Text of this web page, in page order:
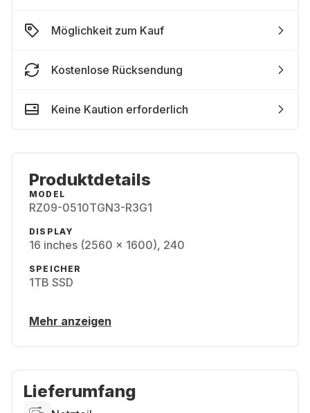
Möglichkeit zum Kauf
Kostenlose Rücksendung
Keine Kaution erforderlich
Produktdetails
MODEL
RZ09-0510TGN3-R3G1
DISPLAY
16 inches (2560 x 1600), 240
SPEICHER
1TB SSD
Mehr anzeigen
Lieferumfang